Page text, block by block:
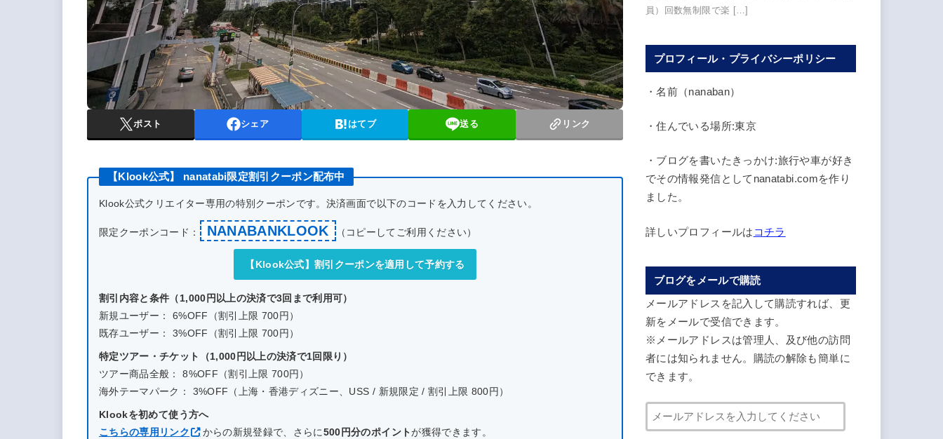
ポスト シェア はてブ 送る リンク
【Klook公式】 nanatabi限定割引クーポン配布中
Klook公式クリエイター専用の特別クーポンです。決済画面で以下のコードを入力してください。
限定クーポンコード： NANABANKLOOK （コピーしてご利用ください）
【Klook公式】割引クーポンを適用して予約する
割引内容と条件（1,000円以上の決済で3回まで利用可）
新規ユーザー： 6%OFF（割引上限 700円）
既存ユーザー： 3%OFF（割引上限 700円）
特定ツアー・チケット（1,000円以上の決済で1回限り）
ツアー商品全般： 8%OFF（割引上限 700円）
海外テーマパーク： 3%OFF（上海・香港ディズニー、USS / 新規限定 / 割引上限 800円）
Klookを初めて使う方へ
こちらの専用リンク
からの新規登録で、さらに500円分のポイントが獲得できます。
員）回数無制限で楽 […]
プロフィール・プライバシーポリシー
・名前（nanaban）
・住んでいる場所:東京
・ブログを書いたきっかけ:旅行や車が好き
でその情報発信としてnanatabi.comを作り
ました。
詳しいプロフィールは コチラ
ブログをメールで購読
メールアドレスを記入して購読すれば、更
新をメールで受信できます。
※メールアドレスは管理人、及び他の訪問
者には知られません。購読の解除も簡単に
できます。
ー